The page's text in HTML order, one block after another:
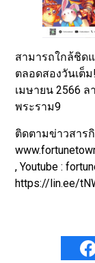
สามารถใกล้ชิดแ
ตลอดสองวันเต็
เมษายน 2566
พระราม9
ติดตามข่าวสาร
, Youtube :
https://lin.ee/